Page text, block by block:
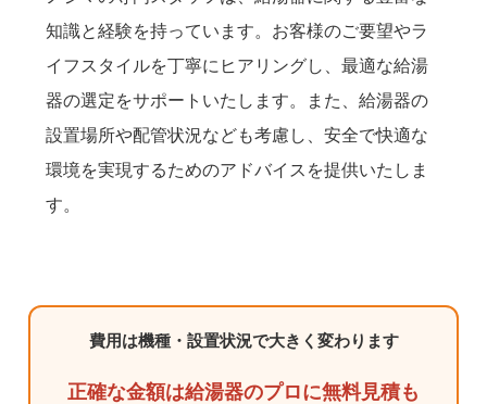
知識と経験を持っています。お客様のご要望やラ
イフスタイルを丁寧にヒアリングし、最適な給湯
器の選定をサポートいたします。また、給湯器の
設置場所や配管状況なども考慮し、安全で快適な
環境を実現するためのアドバイスを提供いたしま
す。
費用は機種・設置状況で大きく変わります
正確な金額は給湯器のプロに無料見積も